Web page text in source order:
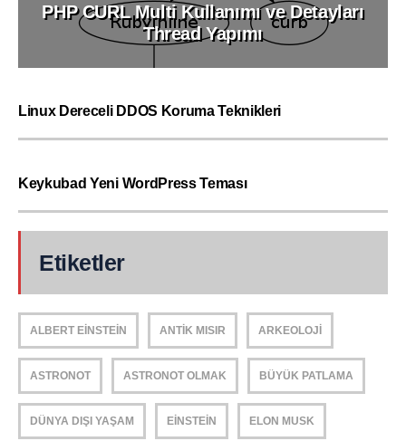
PHP CURL Multi Kullanımı ve Detayları
Thread Yapımı
Linux Dereceli DDOS Koruma Teknikleri
Keykubad Yeni WordPress Teması
Etiketler
ALBERT EINSTEIN ANTIK MISIR ARKEOLOJI
ASTRONOT ASTRONOT OLMAK BÜYÜK PATLAMA
DÜNYA DIŞI YAŞAM EINSTEIN ELON MUSK